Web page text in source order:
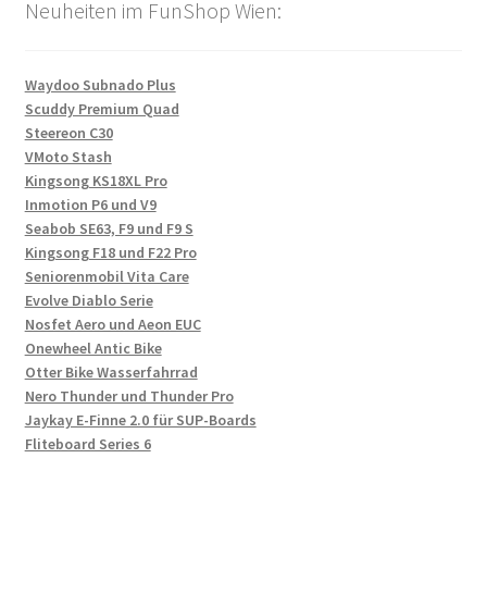
Neuheiten im FunShop Wien:
Waydoo Subnado Plus
Scuddy Premium Quad
Steereon C30
VMoto Stash
Kingsong KS18XL Pro
Inmotion P6 und V9
Seabob SE63, F9 und F9 S
Kingsong F18 und F22 Pro
Seniorenmobil Vita Care
Evolve Diablo Serie
Nosfet Aero und Aeon EUC
Onewheel Antic Bike
Otter Bike Wasserfahrrad
Nero Thunder und Thunder Pro
Jaykay E-Finne 2.0 für SUP-Boards
Fliteboard Series 6